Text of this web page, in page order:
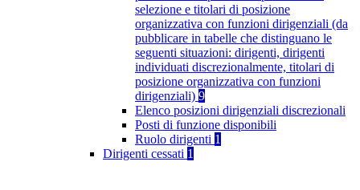
selezione e titolari di posizione
organizzativa con funzioni dirigenziali (da
pubblicare in tabelle che distinguano le
seguenti situazioni: dirigenti, dirigenti
individuati discrezionalmente, titolari di
posizione organizzativa con funzioni
dirigenziali) 9
Elenco posizioni dirigenziali discrezionali
Posti di funzione disponibili
Ruolo dirigenti 1
Dirigenti cessati 1